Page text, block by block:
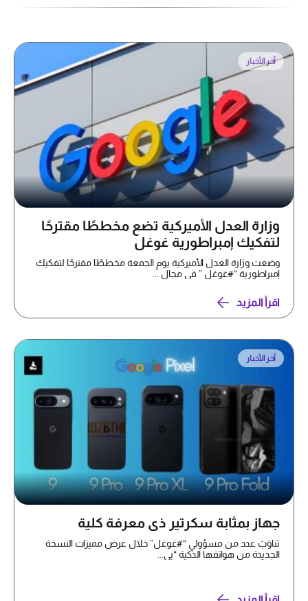
آخر الأخبار
وزارة العدل الأميركية تضع مخططًا مقترحًا
لتفكيك إمبراطورية غوغل
وضعت وزارة العدل الأميركية يوم الجمعة مخططًا مقترحًا لتفكيك
إمبراطورية “#غوغل ” في مجال ...
اقرأ المزيد
آخر الأخبار
جهاز بمثابة سكرتير ذي معرفة كلية
تناوَبَ عدد من مسؤولي “#غوغل” خلال عرض مميزات النسخة
الجديدة من هواتفها الذكية “بي...